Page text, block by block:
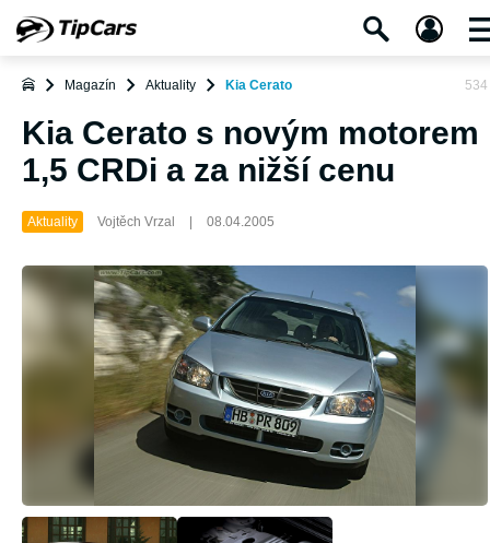
Magazín Aktuality Kia Cerato 534
Kia Cerato s novým motorem
1,5 CRDi a za nižší cenu
Aktuality Vojtěch Vrzal 08.04.2005